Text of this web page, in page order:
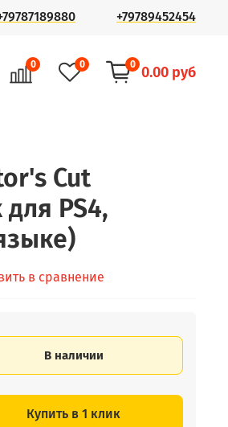
+79789452454
0 0 0 0.00 руб
Cut
PS4,
в сравнение
В наличии
Купить в 1 клик